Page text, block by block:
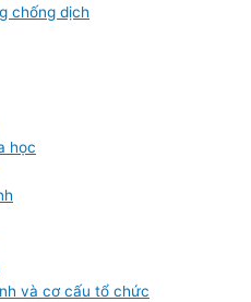
chống dịch
học
và cơ cấu tổ chức